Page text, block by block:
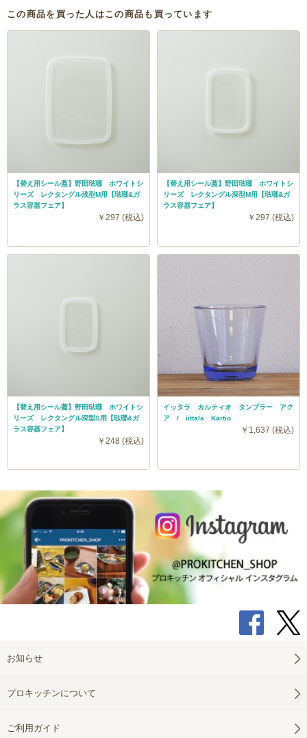
この商品を買った人はこの商品も買っています
【替え用シール蓋】野田琺瑯 ホワイトシ
リーズ レクタングル浅型M用【琺瑯&ガ
ラス容器フェア】
￥297 (税込)
【替え用シール蓋】野田琺瑯 ホワイトシ
リーズ レクタングル深型M用【琺瑯&ガ
ラス容器フェア】
￥297 (税込)
【替え用シール蓋】野田琺瑯 ホワイトシ
リーズ レクタングル深型S用【琺瑯&ガ
ラス容器フェア】
￥248 (税込)
イッタラ カルティオ タンブラー アク
ア / iittala Kartio
￥1,637 (税込)
お知らせ
プロキッチンについて
ご利用ガイド